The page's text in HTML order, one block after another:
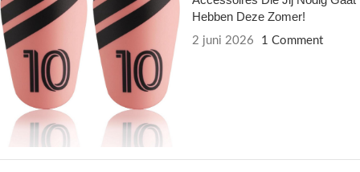
Hebben Deze Zomer!
2 juni 2026 1 Comment